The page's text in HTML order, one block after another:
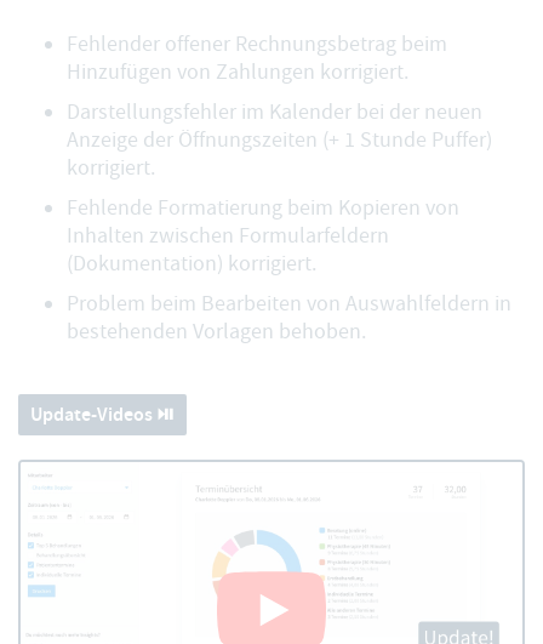
Fehlender offener Rechnungsbetrag beim
Hinzufügen von Zahlungen korrigiert.
Darstellungsfehler im Kalender bei der neuen
Anzeige der Öffnungszeiten (+ 1 Stunde Puffer)
korrigiert.
Fehlende Formatierung beim Kopieren von
Inhalten zwischen Formularfeldern
(Dokumentation) korrigiert.
Problem beim Bearbeiten von Auswahlfeldern in
bestehenden Vorlagen behoben.
Update-Videos ⏯️